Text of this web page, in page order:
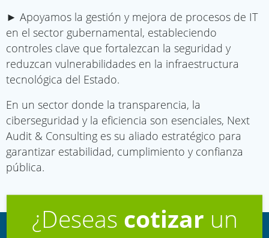
► Apoyamos la gestión y mejora de procesos de IT
en el sector gubernamental, estableciendo
controles clave que fortalezcan la seguridad y
reduzcan vulnerabilidades en la infraestructura
tecnológica del Estado.
En un sector donde la transparencia, la
ciberseguridad y la eficiencia son esenciales, Next
Audit & Consulting es su aliado estratégico para
garantizar estabilidad, cumplimiento y confianza
pública.
¿Deseas cotizar un